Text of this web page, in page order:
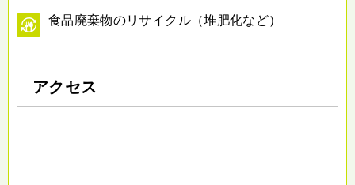
食品廃棄物のリサイクル（堆肥化など）
アクセス